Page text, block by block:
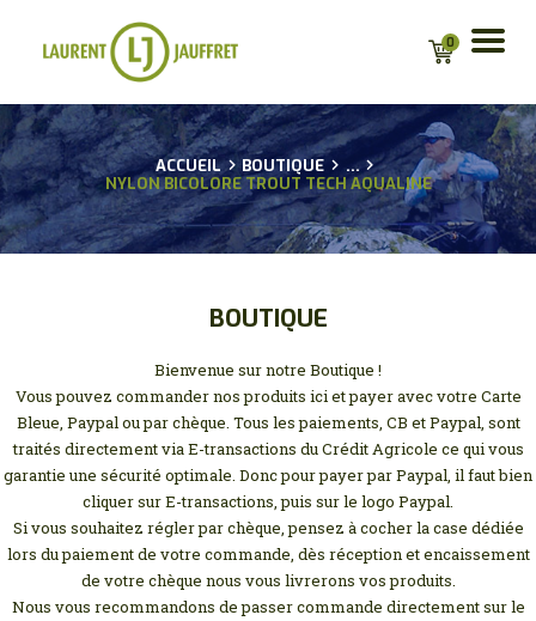
0
ACCUEIL BOUTIQUE
...
NYLON BICOLORE TROUT TECH AQUALINE
BOUTIQUE
Bienvenue sur notre Boutique !
Vous pouvez commander nos produits ici et payer avec votre Carte
Bleue, Paypal ou par chèque. Tous les paiements, CB et Paypal, sont
traités directement via E-transactions du Crédit Agricole ce qui vous
garantie une sécurité optimale. Donc pour payer par Paypal, il faut bien
cliquer sur E-transactions, puis sur le logo Paypal.
Si vous souhaitez régler par chèque, pensez à cocher la case dédiée
lors du paiement de votre commande, dès réception et encaissement
de votre chèque nous vous livrerons vos produits.
Nous vous recommandons de passer commande directement sur le
ACCUEIL
BIO
CONSEILS
GUIDAGES
BOUTIQUE EN LIGNE
POUR LES
PROFESSIONNELS
PARTENAIRES
CONTACT
MA LISTE D’ENVIE
MON COMPTE